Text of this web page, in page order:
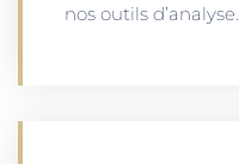
nos outils d’analyse.